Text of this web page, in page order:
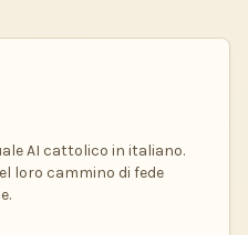
AI cattolico in italiano.
loro cammino di fede